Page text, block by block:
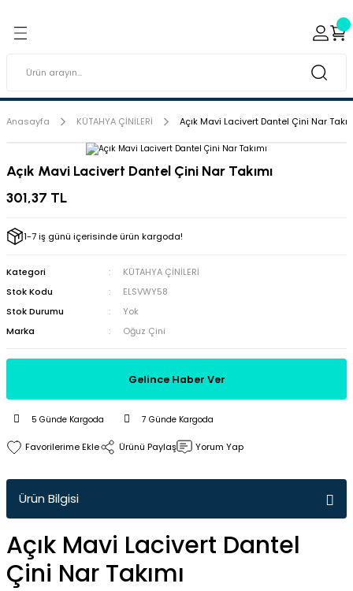
Porselen Boyaları (Toz
Kabartma Boyaları
Tabaklar
Anasayfa KÜTAHYA ÇİNİLERİ Açık Mavi Lacivert Dantel Çini Nar
Açık Mavi Lacivert Dantel Çini Nar Takımı
301,37 TL
1-7 iş günü içerisinde ürün kargoda!
Kategori
KÜTAHYA ÇİNİLERİ
Stok Kodu
ELSVWY58
Stok Durumu
Yok
Marka
Oğuz Çini
Gelince Haber Ver
5 Günde Kargoda 7 Günde Kargoda
Ürünü Paylaş Yorum Yap
Ürün Bilgisi
Açık Mavi Lacivert Dantel
Çini Nar Takımı